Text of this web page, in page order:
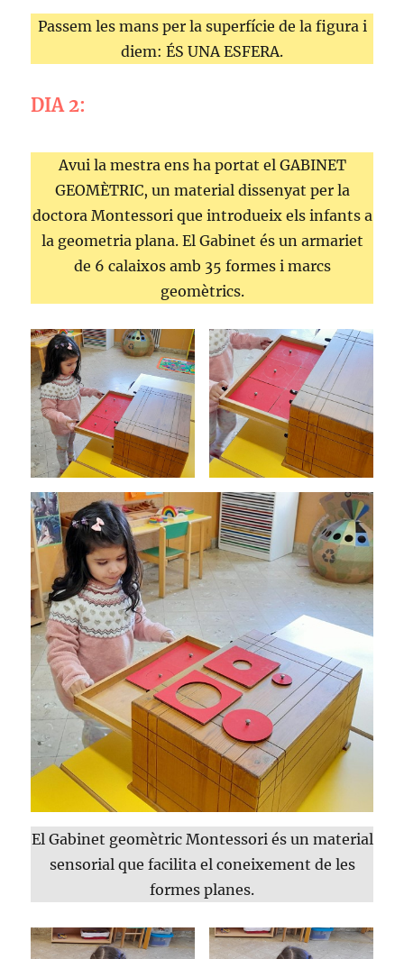
Passem les mans per la superfície de la figura i
diem: ÉS UNA ESFERA.
DIA 2:
Avui la mestra ens ha portat el GABINET
GEOMÈTRIC, un material dissenyat per la
doctora Montessori que introdueix els infants a
la geometria plana. El Gabinet és un armariet
de 6 calaixos amb 35 formes i marcs
geomètrics.
El Gabinet geomètric Montessori és un material
sensorial que facilita el coneixement de les
formes planes.